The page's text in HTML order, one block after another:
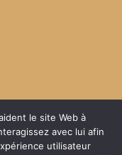
le site Web à
avec lui afin
utilisateur